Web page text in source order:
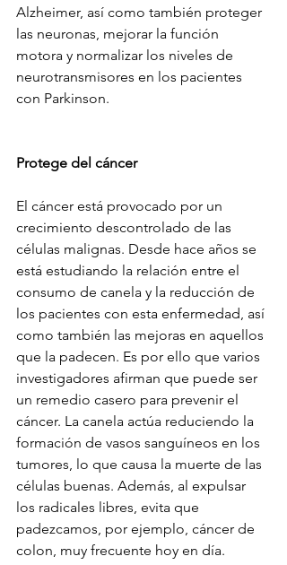
Alzheimer, así como también proteger
las neuronas, mejorar la función
motora y normalizar los niveles de
neurotransmisores en los pacientes
con Parkinson.
Protege del cáncer
El cáncer está provocado por un
crecimiento descontrolado de las
células malignas. Desde hace años se
está estudiando la relación entre el
consumo de canela y la reducción de
los pacientes con esta enfermedad, así
como también las mejoras en aquellos
que la padecen. Es por ello que varios
investigadores afirman que puede ser
un remedio casero para prevenir el
cáncer. La canela actúa reduciendo la
formación de vasos sanguíneos en los
tumores, lo que causa la muerte de las
células buenas. Además, al expulsar
los radicales libres, evita que
padezcamos, por ejemplo, cáncer de
colon, muy frecuente hoy en día.